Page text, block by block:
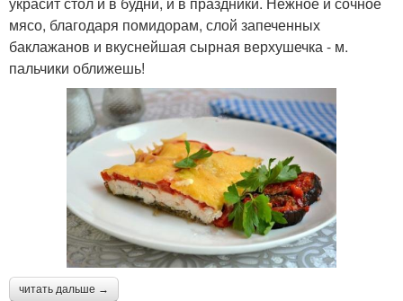
мясо, благодаря помидорам, слой запеченных
баклажанов и вкуснейшая сырная верхушечка - м.
пальчики оближешь!
читать дальше →